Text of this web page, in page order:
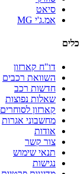
סיאט
אמ.ג'י MG
כלים
דו"ח קארזון
השוואת רכבים
חדשות רכב
שאלות נפוצות
קארזון לסוחרים
מחשבוני אגרות
אודות
צור קשר
תנאי שימוש
נגישות